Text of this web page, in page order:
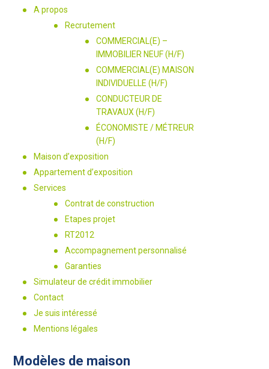
A propos
Recrutement
COMMERCIAL(E) –
IMMOBILIER NEUF (H/F)
COMMERCIAL(E) MAISON
INDIVIDUELLE (H/F)
CONDUCTEUR DE
TRAVAUX (H/F)
ÉCONOMISTE / MÉTREUR
(H/F)
Maison d’exposition
Appartement d’exposition
Services
Contrat de construction
Etapes projet
RT2012
Accompagnement personnalisé
Garanties
Simulateur de crédit immobilier
Contact
Je suis intéressé
Mentions légales
Modèles de maison